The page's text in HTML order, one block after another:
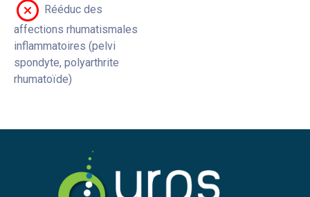
Rééduc des
affections rhumatismales
inflammatoires (pelvi
spondyte, polyarthrite
rhumatoïde)